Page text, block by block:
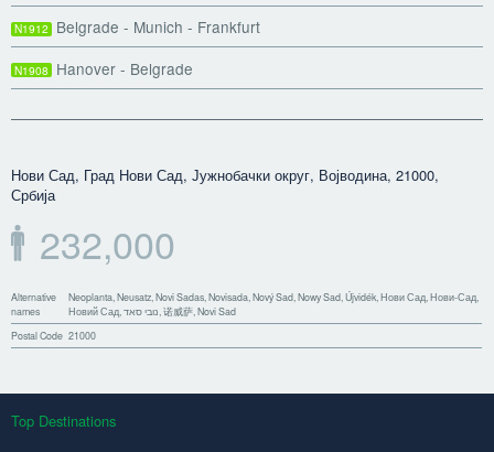
N1912 Belgrade - Munich - Frankfurt
N1908 Hanover - Belgrade
Нови Сад, Град Нови Сад, Јужнобачки округ, Војводина, 21000,
Србија
232,000
Alternative
names
Neoplanta, Neusatz, Novi Sadas, Novisada, Nový Sad, Nowy Sad, Újvidék, Нови Сад, Нови-Сад,
Новий Сад, נובי סאד, 诺威萨, Novi Sad
Postal Code 21000
Top Destinations